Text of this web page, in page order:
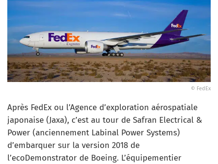
© FedEx
Après FedEx ou l’Agence d’exploration aérospatiale
japonaise (Jaxa), c’est au tour de Safran Electrical &
Power (anciennement Labinal Power Systems)
d’embarquer sur la version 2018 de
l’ecoDemonstrator de Boeing. L’équipementier